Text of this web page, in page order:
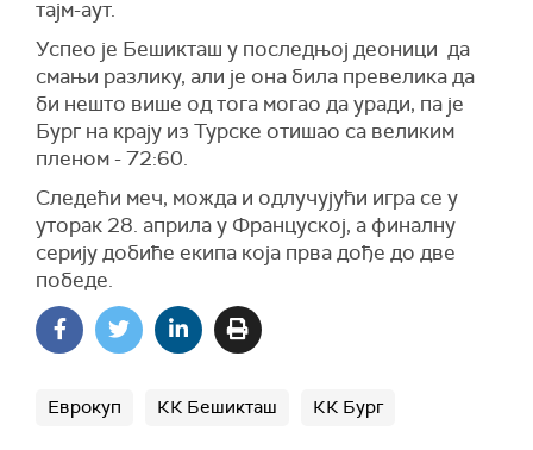
тајм-аут.
Успео је Бешикташ у последњој деоници да
смањи разлику, али је она била превелика да
би нешто више од тога могао да уради, па је
Бург на крају из Турске отишао са великим
пленом - 72:60.
Следећи меч, можда и одлучујући игра се у
уторак 28. априла у Француској, а финалну
серију добиће екипа која прва дође до две
победе.
Еврокуп КК Бешикташ КК Бург